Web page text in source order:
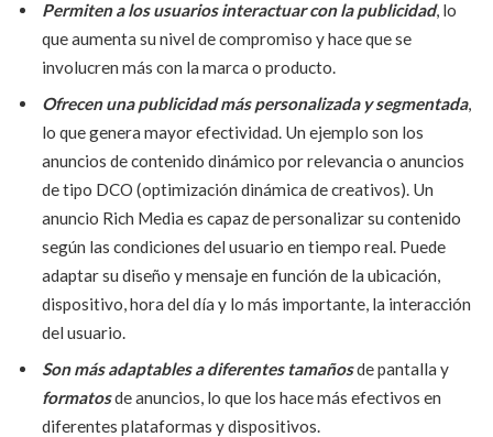
Permiten a los usuarios interactuar con la publicidad, lo
que aumenta su nivel de compromiso y hace que se
involucren más con la marca o producto.
Ofrecen una publicidad más personalizada y segmentada,
lo que genera mayor efectividad. Un ejemplo son los
anuncios de contenido dinámico por relevancia o anuncios
de tipo DCO (optimización dinámica de creativos). Un
anuncio Rich Media es capaz de personalizar su contenido
según las condiciones del usuario en tiempo real. Puede
adaptar su diseño y mensaje en función de la ubicación,
dispositivo, hora del día y lo más importante, la interacción
del usuario.
Son más adaptables a diferentes tamañosde pantalla y
formatosde anuncios, lo que los hace más efectivos en
diferentes plataformas y dispositivos.